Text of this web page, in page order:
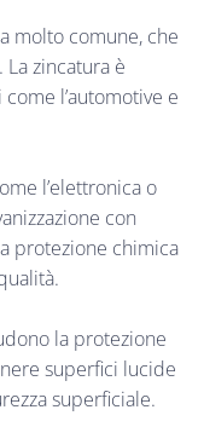
molto comune, che
La zincatura è
l’automotive e
l’elettronica o
con
protezione chimica
la protezione
superfici lucide
superficiale.